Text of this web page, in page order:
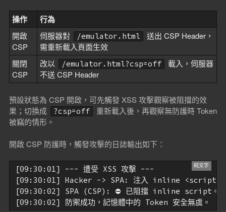
操作 行為
開啟
CSP
伺服器對 /emulator.html
送出 CSP Header，
需重新載入頁面生效
關閉
CSP
改以 /emulator.html?csp=off
載入，伺服器
不送 CSP Header
預設狀態為 CSP 開啟，可先觸發 XSS 攻擊觀察被阻擋的效
果；切換成
?csp=off
重新載入後，再觀察無防護時 Token
被竊的情形。
開啟 CSP 防護時，觸發攻擊的日誌輸出如下：
[09:30:01] --- 遭受 XSS 攻擊 ---
[09:30:01] Hacker -> SPA: 注入 inline <script> 嘗
[09:30:02] SPA (CSP): ⛔ 已阻擋 inline script。